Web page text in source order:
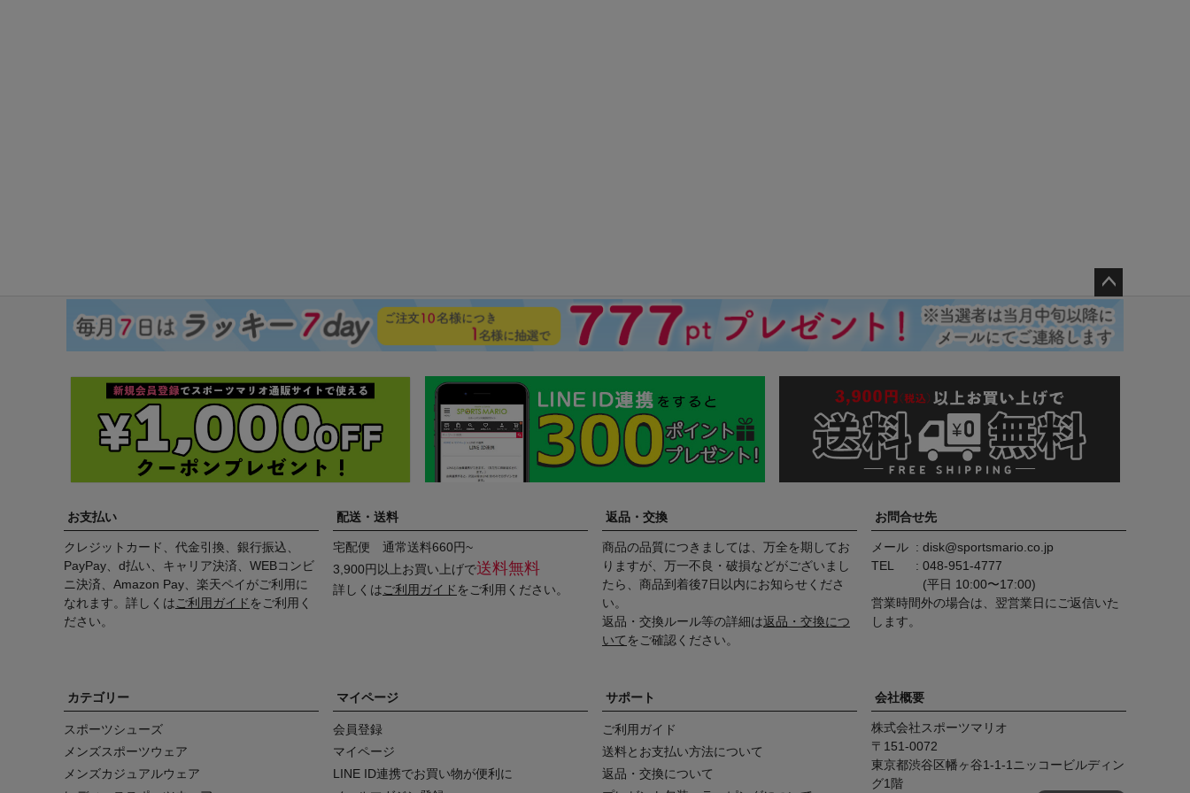
ペー
ジト
ップ
お支払い
クレジットカード、代金引換、銀行振込、
PayPay、d払い、キャリア決済、WEBコンビ
ニ決済、Amazon Pay、楽天ペイがご利用に
なれます。詳しくはご利用ガイド をご利用く
ださい。
配送・送料
宅配便 通常送料660円~
3,900円以上お買い上げで送料無料
詳しくはご利用ガイド をご利用ください。
返品・交換
商品の品質につきましては、万全を期してお
りますが、万一不良・破損などがございまし
たら、商品到着後7日以内にお知らせくださ
い。
返品・交換ルール等の詳細は返品・交換につ
いて をご確認ください。
お問合せ先
メール
disk@sportsmario.co.jp
TEL
048-951-4777
(平日 10:00〜17:00)
営業時間外の場合は、翌営業日にご返信いた
します。
カテゴリー
スポーツシューズ
メンズスポーツウェア
メンズカジュアルウェア
マイページ
会員登録
マイページ
LINE ID連携でお買い物が便利に
サポート
ご利用ガイド
送料とお支払い方法について
返品・交換について
会社概要
株式会社スポーツマリオ
151-0072
東京都渋谷区幡ヶ谷1-1-1ニッコービルディン
グ1階